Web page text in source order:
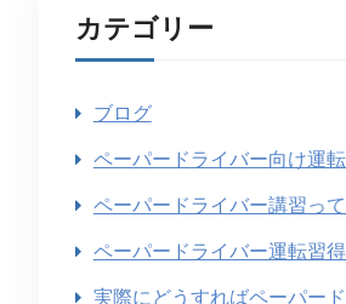
カテゴリー
ブログ
ペーパードライバー向け運
ペーパードライバー講習っ
ペーパードライバー運転習
実際にどうすればペーパー